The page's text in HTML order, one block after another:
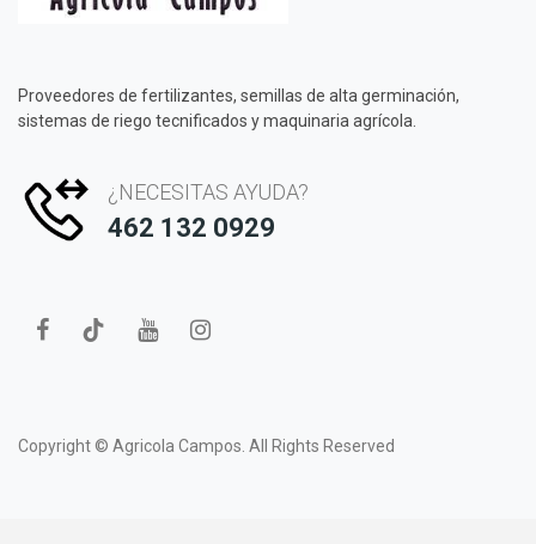
Proveedores de fertilizantes, semillas de alta germinación,
sistemas de riego tecnificados y maquinaria agrícola.
¿NECESITAS AYUDA?
462 132 0929
Copyright © Agricola Campos. All Rights Reserved